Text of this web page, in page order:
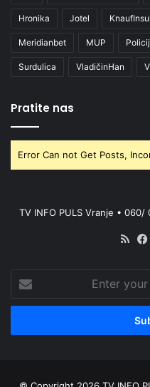
Hronika Jotel
Meridianbet MUP
Surdulica VladičinHan
Pratite nas
Error Can not Get Posts,
TV INFO PULS Vranje •
RSS
your
Email